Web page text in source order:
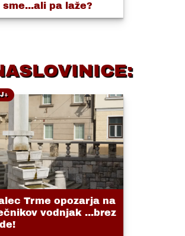
sme...ali pa laže?
Trme opozarja na
vodnjak ...brez